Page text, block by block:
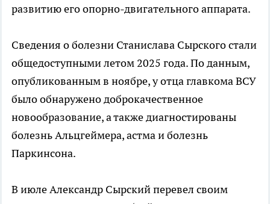
развитию его опорно-двигательного аппарата.
Сведения о болезни Станислава Сырского стали
общедоступными летом 2025 года. По данным,
опубликованным в ноябре, у отца главкома ВСУ
было обнаружено доброкачественное
новообразование, а также диагностированы
болезнь Альцгеймера, астма и болезнь
Паркинсона.
В июле Александр Сырский перевел своим